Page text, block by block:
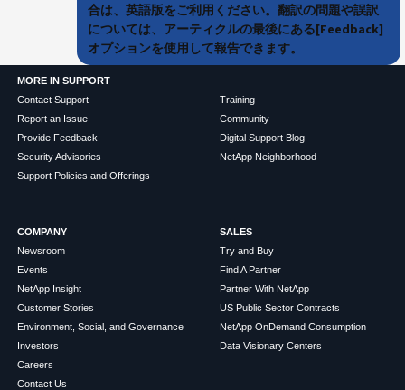
合は、英語版をご利用ください。翻訳の問題や誤訳
については、アーティクルの最後にある[Feedback]
オプションを使用して報告できます。
MORE IN SUPPORT
Contact Support
Report an Issue
Provide Feedback
Security Advisories
Support Policies and Offerings
Training
Community
Digital Support Blog
NetApp Neighborhood
COMPANY
Newsroom
Events
NetApp Insight
Customer Stories
Environment, Social, and Governance
Investors
Careers
Contact Us
SALES
Try and Buy
Find A Partner
Partner With NetApp
US Public Sector Contracts
NetApp OnDemand Consumption
Data Visionary Centers